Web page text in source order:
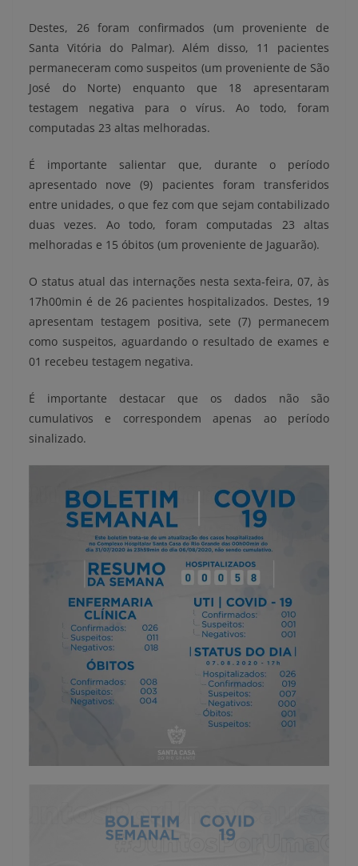
Destes, 26 foram confirmados (um proveniente de
Santa Vitória do Palmar). Além disso, 11 pacientes
permaneceram como suspeitos (um proveniente de São
José do Norte) enquanto que 18 apresentaram
testagem negativa para o vírus. Ao todo, foram
computadas 23 altas melhoradas.
É importante salientar que, durante o período
apresentado nove (9) pacientes foram transferidos
entre unidades, o que fez com que sejam contabilizado
duas vezes. Ao todo, foram computadas 23 altas
melhoradas e 15 óbitos (um proveniente de Jaguarão).
O status atual das internações nesta sexta-feira, 07, às
17h00min é de 26 pacientes hospitalizados. Destes, 19
apresentam testagem positiva, sete (7) permanecem
como suspeitos, aguardando o resultado de exames e
01 recebeu testagem negativa.
É importante destacar que os dados não são
cumulativos e correspondem apenas ao período
sinalizado.